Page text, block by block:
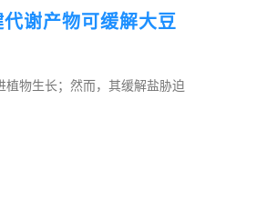
谢产物可缓解大豆
物生长；然而，其缓解盐胁迫